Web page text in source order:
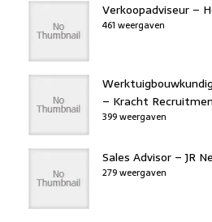
Verkoopadviseur –
461 weergaven
– Kracht
399 weergaven
Sales Advisor – JR
279 weergaven